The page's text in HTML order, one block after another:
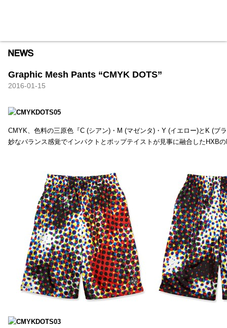
Graphic Mesh Pants “CMYK DOTS”
2016-01-15
CMYK、色料の三原色『C (シアン)・M (マゼンタ)・Y (イエロー)とK (ブ
妙なバランス感覚でインパクトとポップテイストが見事に融合したHXB